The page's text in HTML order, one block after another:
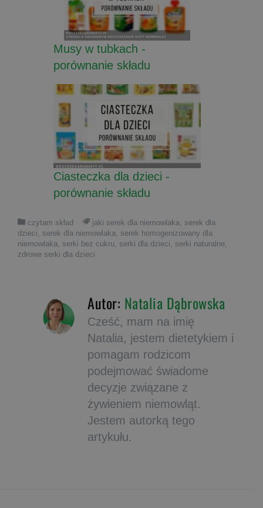
Musy w tubkach -
porównanie składu
Ciasteczka dla dzieci -
porównanie składu
czytam skład jaki serek dla niemowlaka, serek dla
dzieci, serek dla niemowlaka, serek homogenizowany dla
niemowlaka, serki bez cukru, serki dla dzieci, serki naturalne,
zdrowe serki dla dzieci
Autor: Natalia Dąbrowska
Cześć, mam na imię
Natalia, jestem dietetykiem i
pomagam rodzicom
podejmować świadome
decyzje związane z
żywieniem niemowląt.
Jestem autorką tego
artykułu.